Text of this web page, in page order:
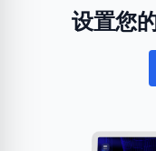
设置您